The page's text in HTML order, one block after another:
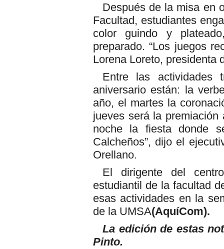
Después de la misa en
Facultad, estudiantes
color guindo y
preparado. “Los juegos
Lorena Loreto, presidenta
Entre las actividades
aniversario están: la
año, el martes la
jueves será la
noche la fiesta donde
Calcheños”, dijo el
Orellano.
El dirigente del
estudiantil de la facultad
esas actividades en la
de la UMSA(AquíCom).
La edición de estas
Pinto.